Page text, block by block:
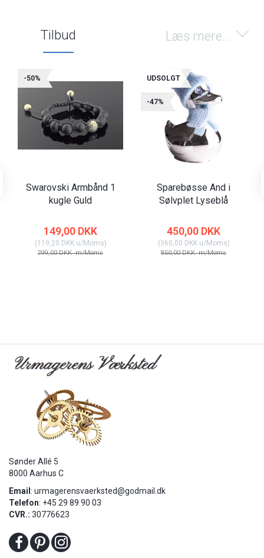
Læs mere...
Tilbud
-50%
Swarovski Armbånd 1
kugle Guld
149,00 DKK
(119,20 DKKu/Moms)
299,00 DKKm/Moms
UDSOLGT
-47%
Sparebøsse And i
Sølvplet Lyseblå
450,00 DKK
(360,00 DKKu/Moms)
850,00 DKKm/Moms
Sønder Allé 5
8000 Aarhus C
Email : urmagerensvaerksted@godmail.dk
Telefon: +45 29 89 90 03
CVR.: 30776623